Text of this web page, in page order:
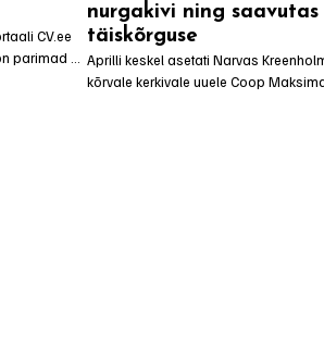
CV.ee
parimad
nurgakivi ning saavutas
täiskõrguse
Aprilli keskel asetati Narvas
kõrvale kerkivale uuele Coop